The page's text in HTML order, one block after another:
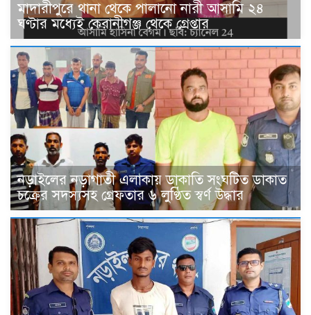
মাদারীপুরে থানা থেকে পালানো নারী আসামি ২৪
ঘণ্টার মধ্যেই কেরানীগঞ্জ থেকে গ্রেপ্তার
নড়াইলের নড়াগাতী এলাকায় ডাকাতি সংঘটিত ডাকাত
চক্রের সদস্যসহ গ্রেফতার ৬ লুণ্ঠিত স্বর্ণ উদ্ধার